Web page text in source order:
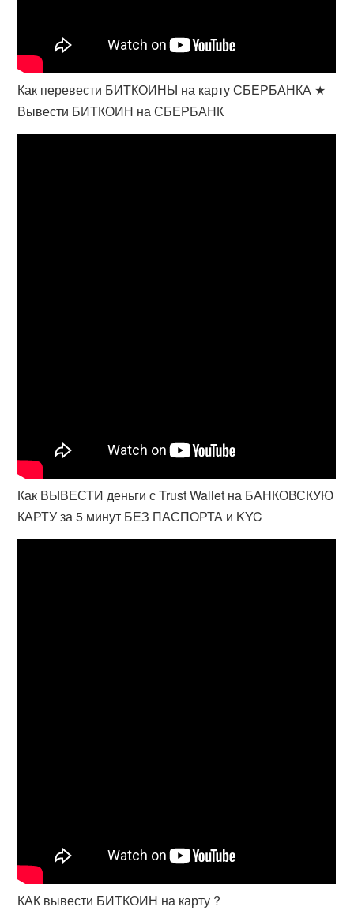
Как перевести БИТКОИНЫ на карту СБЕРБАНКА ★
Вывести БИТКОИН на СБЕРБАНК
Как ВЫВЕСТИ деньги с Trust Wallet на БАНКОВСКУЮ
КАРТУ за 5 минут БЕЗ ПАСПОРТА и KYC
КАК вывести БИТКОИН на карту ?